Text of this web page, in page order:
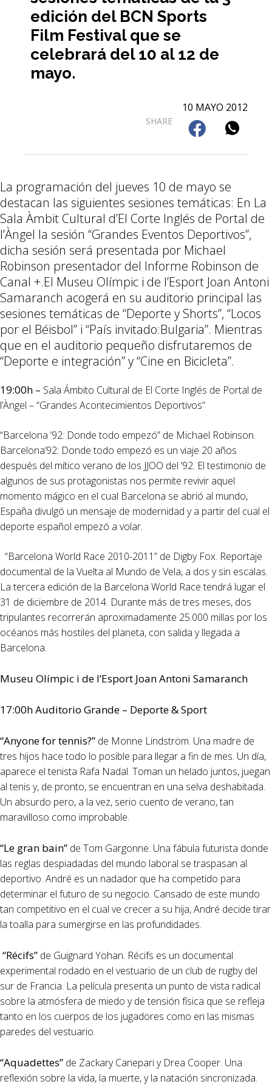
edición del BCN Sports
Film Festival que se
celebrará del 10 al 12 de
mayo.
10 MAYO 2012
SHARE
La programación del jueves 10 de mayo se
destacan las siguientes sesiones temáticas: En La
Sala Àmbit Cultural d’El Corte Inglés de Portal de
l’Àngel la sesión “Grandes Eventos Deportivos”,
dicha sesión será presentada por Michael
Robinson presentador del Informe Robinson de
Canal +.El Museu Olímpic i de l’Esport Joan Antoni
Samaranch acogerá en su auditorio principal las
sesiones temáticas de “Deporte y Shorts”, “Locos
por el Béisbol” i “País invitado:Bulgaria”. Mientras
que en el auditorio pequeño disfrutaremos de
“Deporte e integración” y “Cine en Bicicleta”.
19:00h – Sala Ámbito Cultural de El Corte Inglés de Portal de
l’Àngel – “Grandes Acontecimientos Deportivos”
“Barcelona ’92: Donde todo empezó” de Michael Robinson.
Barcelona’92: Donde todo empezó es un viaje 20 años
después del mítico verano de los JJOO del ’92. El testimonio de
algunos de sus protagonistas nos permite revivir aquel
momento mágico en el cual Barcelona se abrió al mundo,
España divulgó un mensaje de modernidad y a partir del cual el
deporte español empezó a volar.
“Barcelona World Race 2010-2011” de Digby Fox. Reportaje
documental de la Vuelta al Mundo de Vela, a dos y sin escalas.
La tercera edición de la Barcelona World Race tendrá lugar el
31 de diciembre de 2014. Durante más de tres meses, dos
tripulantes recorrerán aproximadamente 25.000 millas por los
océanos más hostiles del planeta, con salida y llegada a
Barcelona.
Museu Olímpic i de l’Esport Joan Antoni Samaranch
17:00h Auditorio Grande – Deporte & Sport
“Anyone for tennis?” de Monne Lindström. Una madre de
tres hijos hace todo lo posible para llegar a fin de mes. Un día,
aparece el tenista Rafa Nadal. Toman un helado juntos, juegan
al tenis y, de pronto, se encuentran en una selva deshabitada.
Un absurdo pero, a la vez, serio cuento de verano, tan
maravilloso como improbable.
“Le gran bain” de Tom Gargonne. Una fábula futurista donde
las reglas despiadadas del mundo laboral se traspasan al
deportivo. André es un nadador que ha competido para
determinar el futuro de su negocio. Cansado de este mundo
tan competitivo en el cual ve crecer a su hija, André decide tirar
la toalla para sumergirse en las profundidades.
“Récifs” de Guignard Yohan. Récifs es un documental
experimental rodado en el vestuario de un club de rugby del
sur de Francia. La película presenta un punto de vista radical
sobre la atmósfera de miedo y de tensión física que se refleja
tanto en los cuerpos de los jugadores como en las mismas
paredes del vestuario.
“Aquadettes” de Zackary Canepari y Drea Cooper. Una
reflexión sobre la vida, la muerte, y la natación sincronizada.